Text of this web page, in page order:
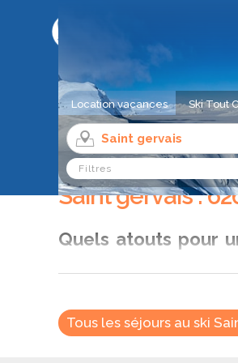
LE COMPARATEUR DE SÉJOUR AU SKI
Location vacances Ski Tout
Filtres
Ski tout compris Alpes du Nord
Saint gervais :
Quels atouts pour
Mont-Blanc ?
Avec un séjour ski tout
intégral comprenant
cours de ski. Cette formule
Tous les séjours au ski